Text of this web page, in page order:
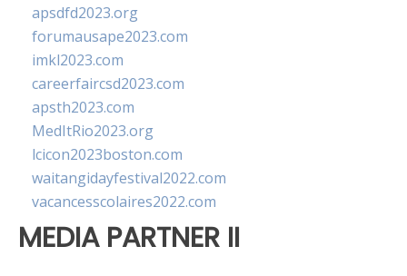
apsdfd2023.org
forumausape2023.com
imkl2023.com
careerfaircsd2023.com
apsth2023.com
MedItRio2023.org
lcicon2023boston.com
waitangidayfestival2022.com
vacancesscolaires2022.com
MEDIA PARTNER II